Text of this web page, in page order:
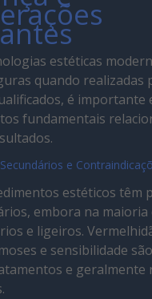
estéticas
quando realizadas
é importante
fundamentais
e
estéticos têm
embora na maioria
e ligeiros.
e sensibilidade
e geralmente